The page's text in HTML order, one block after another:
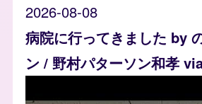
2026-08-08
病院に行ってきました by
ン / 野村パターソン和孝